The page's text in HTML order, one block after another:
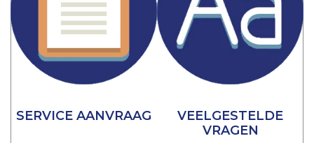
SERVICE AANVRAAG
VEELGESTELDE
VRAGEN